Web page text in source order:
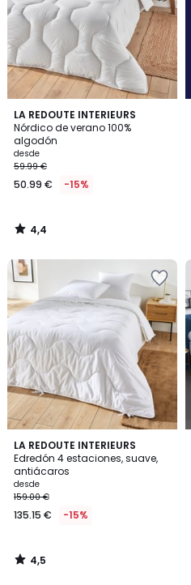
LA REDOUTE INTERIEURS
Nórdico de verano 100%
algodón
desde
59.99 €
50.99 € -15%
4,4
/ 5
4,4
/
LA REDOUTE INTERIEURS
Edredón 4 estaciones, suave,
antiácaros
desde
159.00 €
135.15 € -15%
4,5
/ 5
4,5
/